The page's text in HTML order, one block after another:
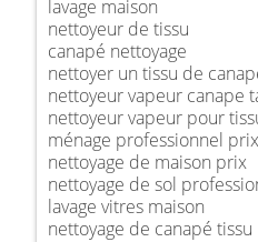
lavage maison
nettoyeur de tissu
canapé nettoyage
nettoyer un tissu de
nettoyeur vapeur canape
nettoyeur vapeur pour
ménage professionnel prix
nettoyage de maison prix
nettoyage de sol
lavage vitres maison
nettoyage de canapé tissu